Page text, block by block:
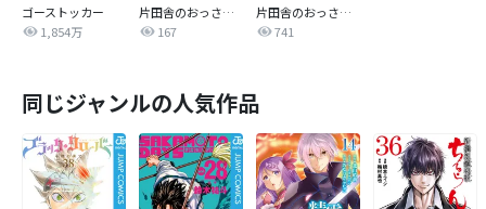
ゴーストッカー
1,854万
片田舎のおっさん、剣聖になる外伝 はじまりの魔法剣士【分冊版】
167
片田舎のおっさん、剣聖になる外伝 はじまりの魔法剣士
741
同じジャンルの人気作品